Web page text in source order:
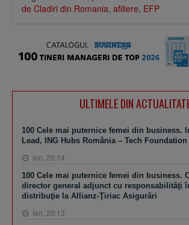
de Cladiri din Romania, afiliere, EFP
ULTIMELE DIN
100 Cele mai puternice femei din business.
Lead, ING Hubs România – Tech
ieri, 20:14
100 Cele mai puternice femei din business.
director general adjunct cu responsabilităţi
distribuţie la Allianz-Ţiriac Asigurări
ieri, 20:13